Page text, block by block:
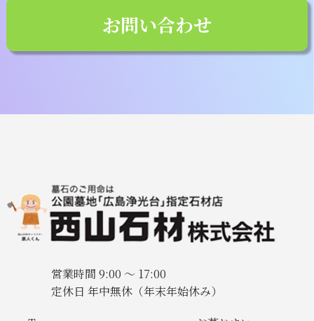
お問い合わせ
営業時間 9:00 〜 17:00
定休日 年中無休（年末年始休み）